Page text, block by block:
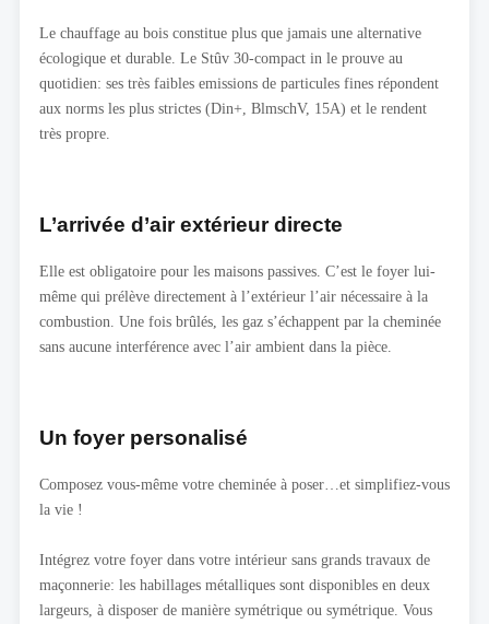
Le chauffage au bois constitue plus que jamais une alternative
écologique et durable. Le Stûv 30-compact in le prouve au
quotidien: ses très faibles emissions de particules fines répondent
aux norms les plus strictes (Din+, BlmschV, 15A) et le rendent
très propre.
L’arrivée d’air extérieur directe
Elle est obligatoire pour les maisons passives. C’est le foyer lui-
même qui prélève directement à l’extérieur l’air nécessaire à la
combustion. Une fois brûlés, les gaz s’échappent par la cheminée
sans aucune interférence avec l’air ambient dans la pièce.
Un foyer personalisé
Composez vous-même votre cheminée à poser…et simplifiez-vous
la vie !
Intégrez votre foyer dans votre intérieur sans grands travaux de
maçonnerie: les habillages métalliques sont disponibles en deux
largeurs, à disposer de manière symétrique ou symétrique. Vous